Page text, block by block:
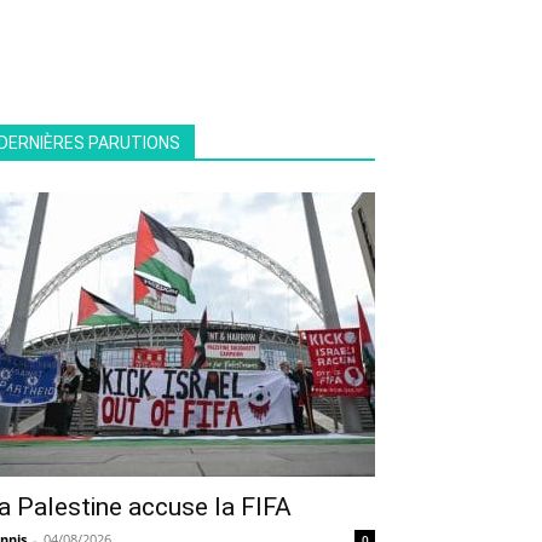
PARUTIONS
Palestine accuse la FIFA